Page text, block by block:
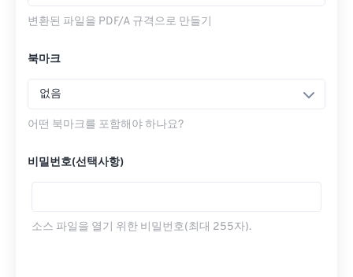
변환된 파일을 PDF/A 규격으로 만들기
북마크
없음
어떤 북마크를 포함해야 하나요?
비밀번호(선택사항)
소스 파일을 열기 위한 비밀번호(최대 255자).